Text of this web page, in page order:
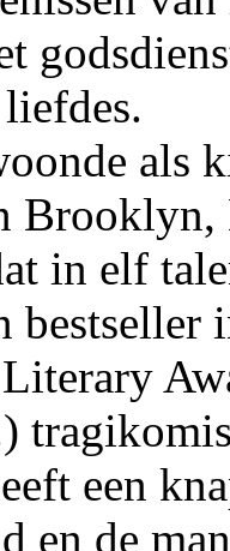
als
Brooklyn,
in elf
bestseller
een
en de